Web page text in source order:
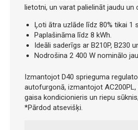
lietotni, un varat palielināt jaudu
Ļoti ātra uzlāde līdz 80% tikai 1
Paplašināma līdz 8 kWh.
Ideāli saderīgs ar B210P, B230
Nodrošina 2 400 W nominālo
Izmantojot D40 sprieguma
autofurgonā, izmantojot
gaisa kondicionieris un riepu
*Pārdod atsevišķi.